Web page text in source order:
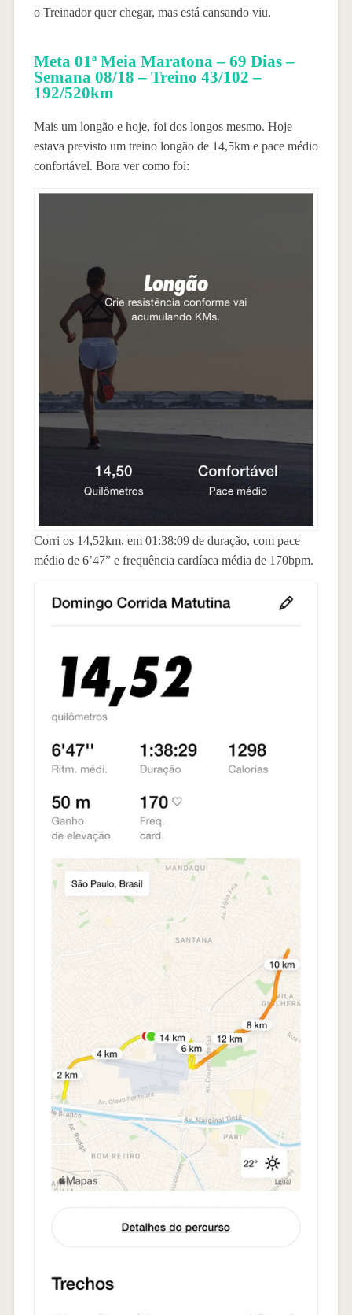
o Treinador quer chegar, mas está cansando viu.
Meta 01ª Meia Maratona – 69 Dias –
Semana 08/18 – Treino 43/102 –
192/520km
Mais um longão e hoje, foi dos longos mesmo. Hoje
estava previsto um treino longão de 14,5km e pace médio
confortável. Bora ver como foi:
Corri os 14,52km, em 01:38:09 de duração, com pace
médio de 6’47” e frequência cardíaca média de 170bpm.